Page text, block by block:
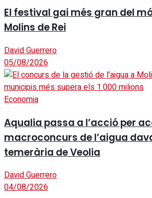
El festival gai més gran del
Molins de Rei
David Guerrero
05/08/2026
Economia
Aqualia passa a l’acció per
macroconcurs de l’aigua
temerària de Veolia
David Guerrero
04/08/2026